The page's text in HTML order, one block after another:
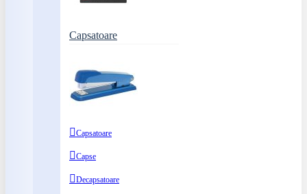
Capsatoare
Capsatoare
Capse
Decapsatoare